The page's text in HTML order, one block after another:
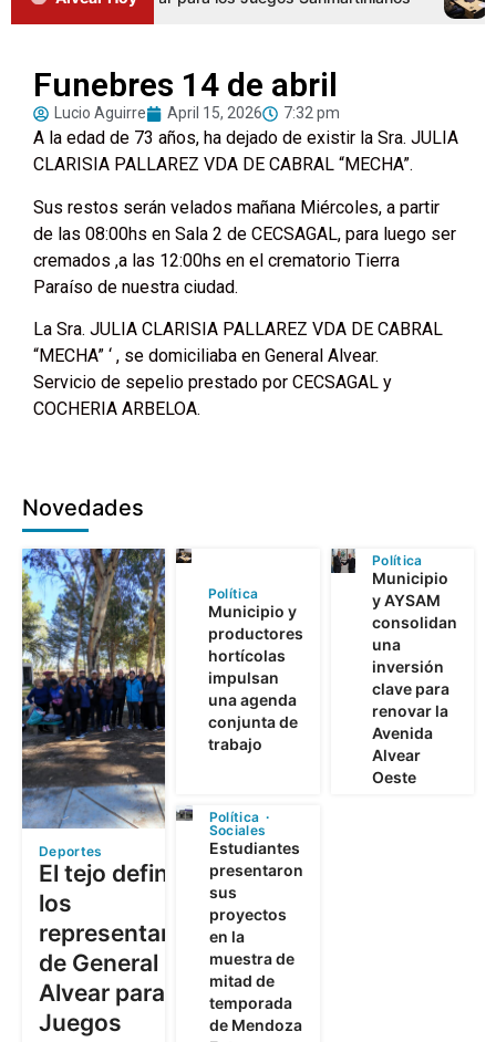
Funebres 14 de abril
Lucio Aguirre April 15, 2026 7:32 pm
A la edad de 73 años, ha dejado de existir la Sra. JULIA
CLARISIA PALLAREZ VDA DE CABRAL “MECHA”.
Sus restos serán velados mañana Miércoles, a partir
de las 08:00hs en Sala 2 de CECSAGAL, para luego ser
cremados ,a las 12:00hs en el crematorio Tierra
Paraíso de nuestra ciudad.
La Sra. JULIA CLARISIA PALLAREZ VDA DE CABRAL
“MECHA” ‘ , se domiciliaba en General Alvear.
Servicio de sepelio prestado por CECSAGAL y
COCHERIA ARBELOA.
Novedades
Deportes
El tejo definió a
los
representantes
de General
Alvear para los
Juegos
Política
Municipio y
productores
hortícolas
impulsan
una agenda
conjunta de
trabajo
Política
Municipio
y AYSAM
consolidan
una
inversión
clave para
renovar la
Avenida
Alvear
Oeste
Política
Sociales
Estudiantes
presentaron
sus
proyectos
en la
muestra de
mitad de
temporada
de Mendoza